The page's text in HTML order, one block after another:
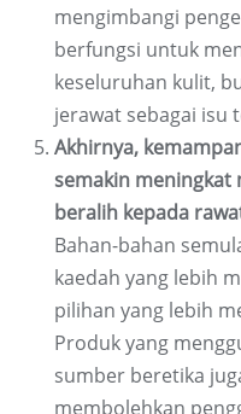
mengimbangi
berfungsi untuk
keseluruhan kulit,
jerawat sebagai isu
Akhirnya,
semakin meningkat
beralih kepada
Bahan-bahan
kaedah yang lebih
pilihan yang lebih
Produk yang
sumber beretika
membolehkan